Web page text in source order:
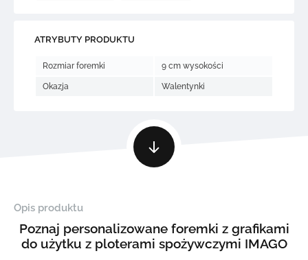
ATRYBUTY PRODUKTU
Rozmiar foremki 9 cm wysokości
Okazja Walentynki
Opis produktu
Poznaj personalizowane foremki z grafikami
do użytku z ploterami spożywczymi IMAGO